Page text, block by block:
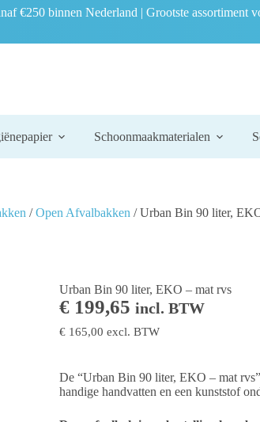
€250 binnen Nederland | Grootste assortiment
Schoonmaakmaterialen
/Open Afvalbakken / Urban Bin 90 liter,
Urban Bin 90 liter, EKO – mat rvs
€ 199,65 incl. BTW
€ 165,00 excl. BTW
De “Urban Bin 90 liter, EKO – mat
handige handvatten en een kunststof